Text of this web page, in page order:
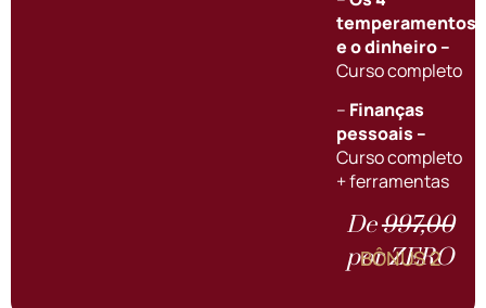
temperamentos
e o dinheiro–
Curso completo
– Finanças
pessoais –
Curso completo
+ ferramentas
De997,00
por ZERO
BÔNUS 2